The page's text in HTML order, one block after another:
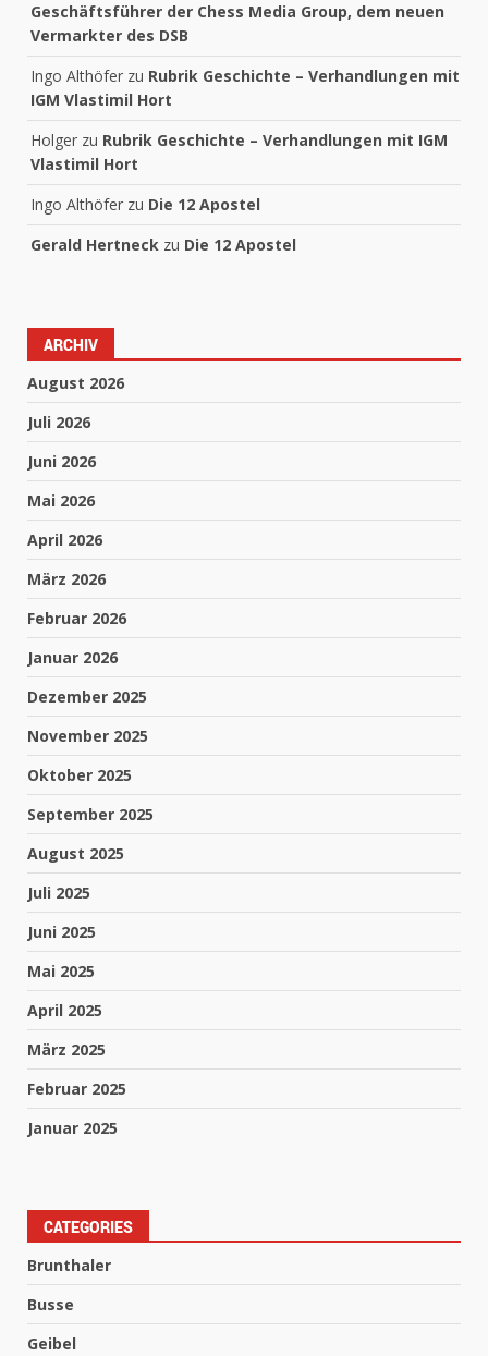
Geschäftsführer der Chess Media Group, dem neuen
Vermarkter des DSB
Ingo Althöfer zu Rubrik Geschichte – Verhandlungen mit
IGM Vlastimil Hort
Holger zu Rubrik Geschichte – Verhandlungen mit IGM
Vlastimil Hort
Ingo Althöfer zu Die 12 Apostel
Gerald Hertneck zu Die 12 Apostel
ARCHIV
August 2026
Juli 2026
Juni 2026
Mai 2026
April 2026
März 2026
Februar 2026
Januar 2026
Dezember 2025
November 2025
Oktober 2025
September 2025
August 2025
Juli 2025
Juni 2025
Mai 2025
April 2025
März 2025
Februar 2025
Januar 2025
CATEGORIES
Brunthaler
Busse
Geibel